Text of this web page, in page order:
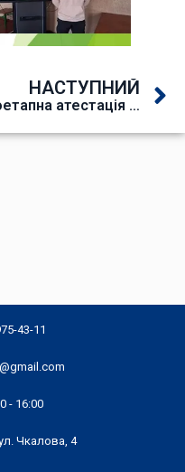
НАСТУПНИЙ
Поетапна атестація з професії «Електрогазозварник»
43-11
- 16:00
Чкалова, 4